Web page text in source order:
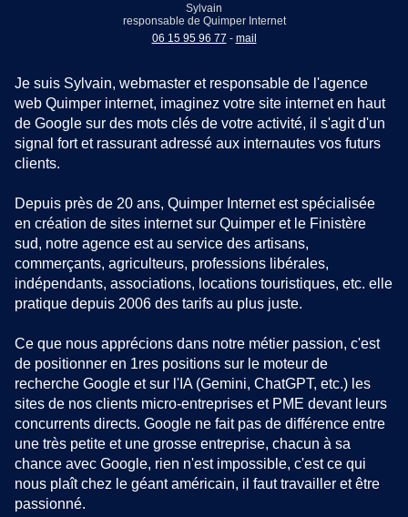
Sylvain
responsable de Quimper Internet
06 15 95 96 77 - mail
Je suis Sylvain, webmaster et responsable de l'agence
web Quimper internet, imaginez votre site internet en haut
de Google sur des mots clés de votre activité, il s'agit d'un
signal fort et rassurant adressé aux internautes vos futurs
clients.
Depuis près de 20 ans, Quimper Internet est spécialisée
en création de sites internet sur Quimper et le Finistère
sud, notre agence est au service des artisans,
commerçants, agriculteurs, professions libérales,
indépendants, associations, locations touristiques, etc. elle
pratique depuis 2006 des tarifs au plus juste.
Ce que nous apprécions dans notre métier passion, c'est
de positionner en 1res positions sur le moteur de
recherche Google et sur l'IA (Gemini, ChatGPT, etc.) les
sites de nos clients micro-entreprises et PME devant leurs
concurrents directs. Google ne fait pas de différence entre
une très petite et une grosse entreprise, chacun à sa
chance avec Google, rien n'est impossible, c'est ce qui
nous plaît chez le géant américain, il faut travailler et être
passionné.